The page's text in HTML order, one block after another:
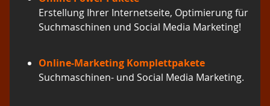
Erstellung Ihrer Internetseite, Optimierung für
Suchmaschinen und Social Media Marketing!
Online-Marketing Komplettpakete
Suchmaschinen- und Social Media Marketing.